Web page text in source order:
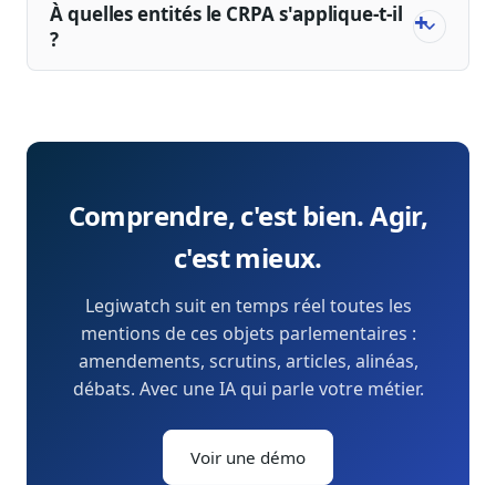
À quelles entités le CRPA s'applique-t-il
?
Comprendre, c'est bien. Agir,
c'est mieux.
Legiwatch suit en temps réel toutes les
mentions de ces objets parlementaires :
amendements, scrutins, articles, alinéas,
débats. Avec une IA qui parle votre métier.
Voir une démo